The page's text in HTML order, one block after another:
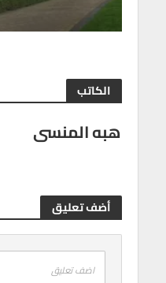
الكاتب
هبه المنسى
أضف تعليق
اضف تعليق